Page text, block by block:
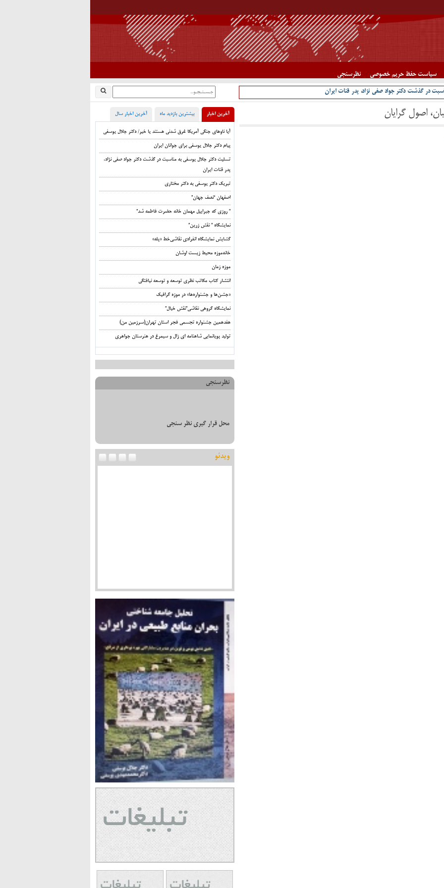
سیاست حفظ حریم خصوصی نظرسنجی
در گذشت دکتر جواد صفی نژاد، پدر قنات ایران
اصول گرایان آخرین اخبار بیشترین بازدید ماه آخرین اخبار سال
آیا ناوهای جنگی آمریکا غرق شدنی هستند یا خیر/ دکتر جلال یوسفی
پیام دکتر جلال یوسفی برای جوانان ایران
تسلیت دکتر جلال یوسفی به مناسبت در گذشت دکتر جواد صفی نژاد،
پدر قنات ایران
تبریک دکتر یوسفی به دکتر مختاری
اصفهان “نصف جهان”
” روزی که جبراییل مهمان خانه حضرت فاطمه شد”
نمایشگاه ” نقش زرین”
گشایش نمایشگاه انفرادی نقاشی‌خط «پله»
خانه‌موزه محیط‌ زیست اوشان
موزه زمان
انتشار کتاب مکاتب نظری توسعه و توسعه نیافتگی
«جشن‌ها و جشنواره‌ها» در موزه گرافیک
نمایشگاه گروهی نقاشی”نقش خیال”
هفدهمین جشنواره تجسمی فجر استان تهران(سرزمین من)
تولید پویانمایی شاهنامه ای زال و سیمرغ در هنرستان جواهری
نظرسنجی
محل قرار گیری نظر سنجی
ویدئو